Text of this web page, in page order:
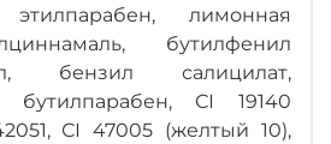
этилпарабен, лимонная
бутилфенил
бензил салицилат,
бутилпарабен, СІ 19140
СІ 47005 (желтый 10),